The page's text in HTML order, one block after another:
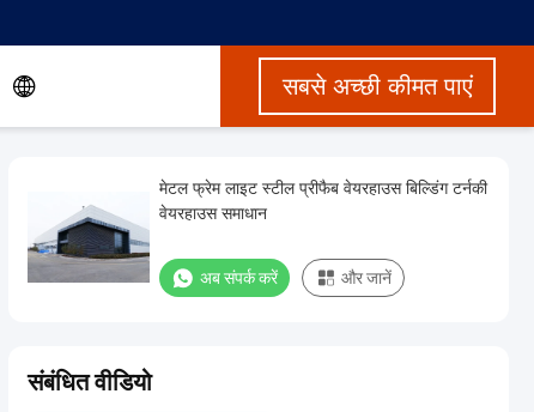
सबसे अच्छी कीमत पाएं
मेटल फ्रेम लाइट स्टील प्रीफैब वेयरहाउस बिल्डिंग टर्नकी
वेयरहाउस समाधान
अब संपर्क करें और जानें
संबंधित वीडियो